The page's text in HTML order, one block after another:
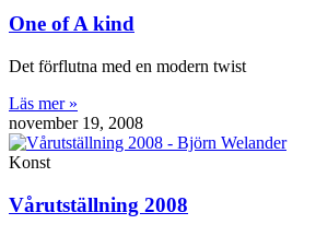
One of A kind
Det förflutna med en modern twist
Läs mer »
november 19, 2008
Konst
Vårutställning 2008